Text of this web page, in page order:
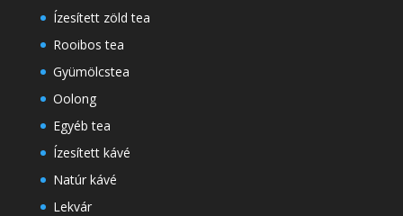
Ízesített zöld tea
Rooibos tea
Gyümölcstea
Oolong
Egyéb tea
Ízesített kávé
Natúr kávé
Lekvár